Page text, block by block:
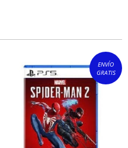
ENVÍO
GRATIS